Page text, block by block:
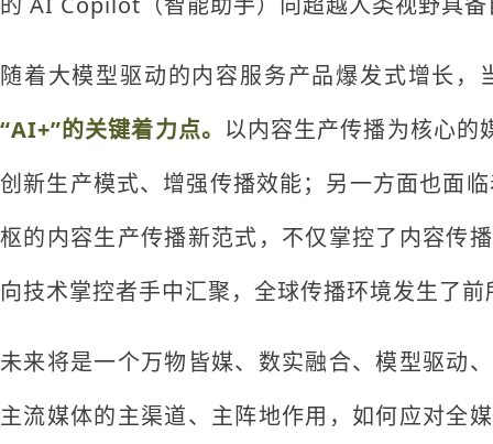
随着大模型驱动的内容服务产品爆发式增长，
“AI+”的关键着力点。 以内容生产传播为核心的
创新生产模式、增强传播效能；另一方面也面
枢的内容生产传播新范式，不仅掌控了内容传
向技术掌控者手中汇聚，全球传播环境发生了
未来将是一个万物皆媒、数实融合、模型驱动
主流媒体的主渠道、主阵地作用，如何应对全